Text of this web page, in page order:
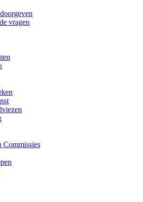
vragen
Commissies